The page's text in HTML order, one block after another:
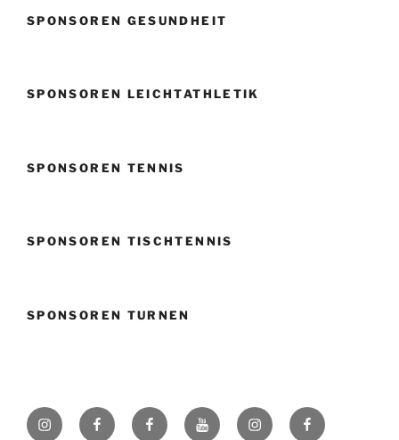
SPONSOREN GESUNDHEIT
SPONSOREN LEICHTATHLETIK
SPONSOREN TENNIS
SPONSOREN TISCHTENNIS
SPONSOREN TURNEN
InstagramFacebookFacebookYoutubeInstagramFacebook